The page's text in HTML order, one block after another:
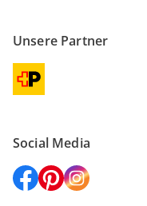
Unsere Partner
Social Media